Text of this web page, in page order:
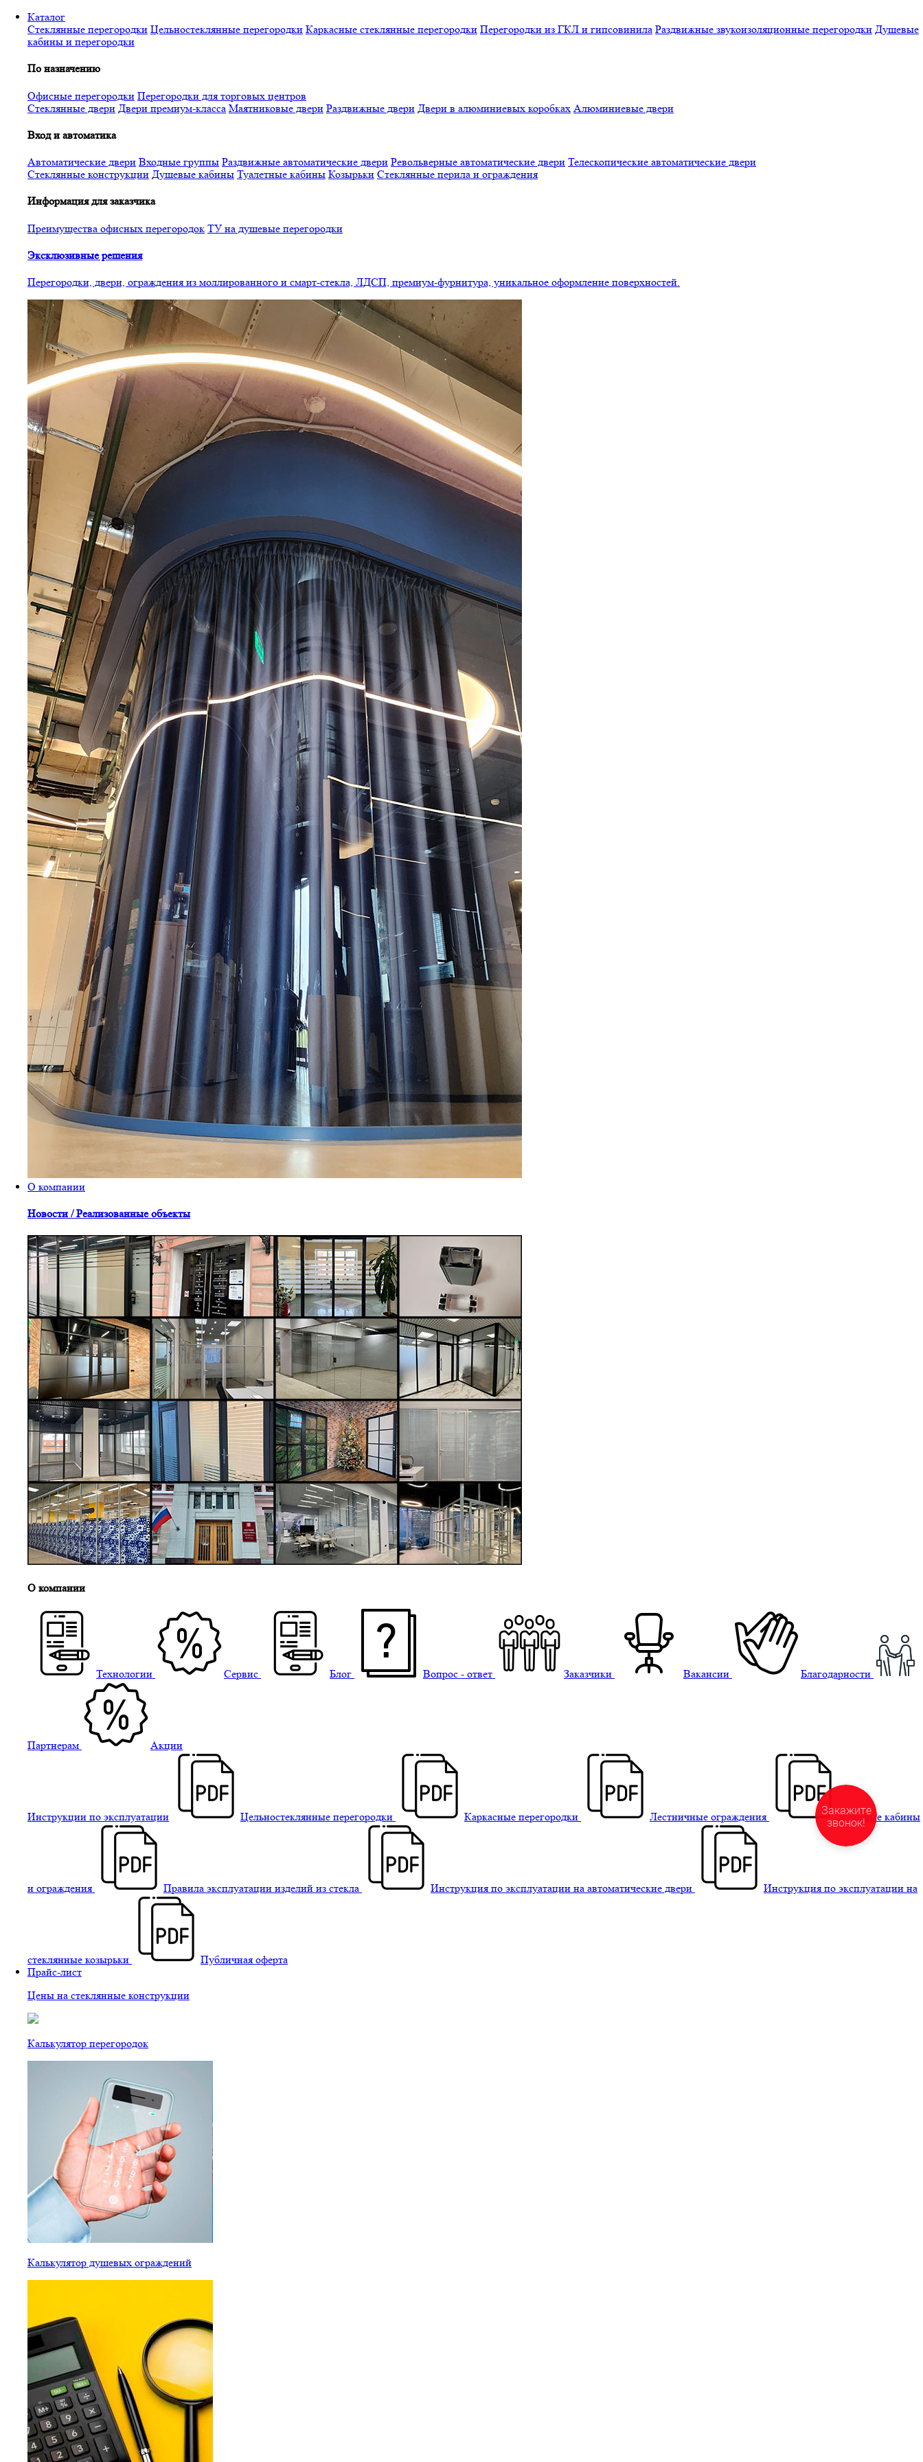
Перейти
основному
Каталог
Стеклянные перегородки Цельностеклянные перегородки Каркасные стеклянные перегородки Перегородки из ГКЛ и гипсовинила Раздвижные звукоизоляционные перегородки Душевые
кабины и перегородки
По назначению
Офисные перегородки Перегородки для торговых центров
Стеклянные двери Двери премиум-класса Маятниковые двери Раздвижные двери Двери в алюминиевых коробках Алюминиевые двери
Вход и автоматика
Автоматические двери Входные группы Раздвижные автоматические двери Револьверные автоматические двери Телескопические автоматические двери
Стеклянные конструкции Душевые кабины Туалетные кабины Козырьки Стеклянные перила и ограждения
Информация для заказчика
Преимущества офисных перегородок ТУ на душевые перегородки
Эксклюзивные решения
Перегородки, двери, ограждения из моллированного и смарт-стекла, ЛДСП, премиум-фурнитура, уникальное оформление поверхностей.
О компании
Новости / Реализованные объекты
О компании
Технологии Сервис Блог Вопрос - ответ Заказчики Вакансии Благодарности
Партнерам Акции
Инструкции по эксплуатации Цельностеклянные перегородки Каркасные перегородки Лестничные ограждения Душевые кабины
и ограждения Правила эксплуатации изделий из стекла Инструкция по эксплуатации на автоматические двери Инструкция по эксплуатации на
стеклянные козырьки
Публичная оферта
Прайс-лист
Цены на стеклянные конструкции
Калькулятор перегородок
Калькулятор душевых ограждений
Закажите